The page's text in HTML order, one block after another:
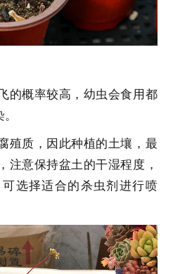
的概率较高，幼虫会食用都
殖质，因此种植的土壤，最
注意保持盆土的干湿程度，
选择适合的杀虫剂进行喷